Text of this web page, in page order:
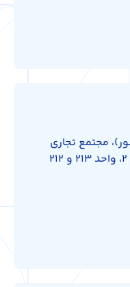
مجتمع تجاری